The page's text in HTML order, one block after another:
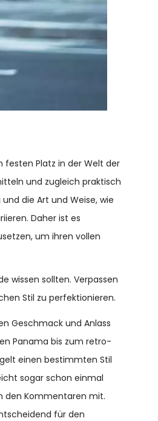
festen Platz in der Welt der
und zugleich praktisch
die Art und Weise, wie
Daher ist es
um ihren vollen
wissen sollten. Verpassen
Stil zu perfektionieren.
Geschmack und Anlass
Panama bis zum retro-
einen bestimmten Stil
sogar schon einmal
den Kommentaren mit.
für den